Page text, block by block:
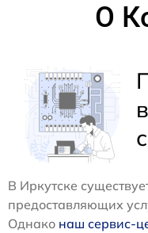
О
В Иркутске
предоставляющих
Однако наш сервис-